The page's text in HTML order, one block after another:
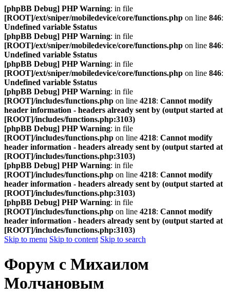
[phpBB Debug] PHP Warning: in file
[ROOT]/ext/sniper/mobiledevice/core/functions.php on line 846:
Undefined variable $status
[phpBB Debug] PHP Warning: in file
[ROOT]/ext/sniper/mobiledevice/core/functions.php on line 846:
Undefined variable $status
[phpBB Debug] PHP Warning: in file
[ROOT]/ext/sniper/mobiledevice/core/functions.php on line 846:
Undefined variable $status
[phpBB Debug] PHP Warning: in file
[ROOT]/includes/functions.php on line 4218: Cannot modify
header information - headers already sent by (output started at
[ROOT]/includes/functions.php:3103)
[phpBB Debug] PHP Warning: in file
[ROOT]/includes/functions.php on line 4218: Cannot modify
header information - headers already sent by (output started at
[ROOT]/includes/functions.php:3103)
[phpBB Debug] PHP Warning: in file
[ROOT]/includes/functions.php on line 4218: Cannot modify
header information - headers already sent by (output started at
[ROOT]/includes/functions.php:3103)
[phpBB Debug] PHP Warning: in file
[ROOT]/includes/functions.php on line 4218: Cannot modify
header information - headers already sent by (output started at
[ROOT]/includes/functions.php:3103)
Skip to menu Skip to content Skip to search
Форум с Михаилом
Молчановым